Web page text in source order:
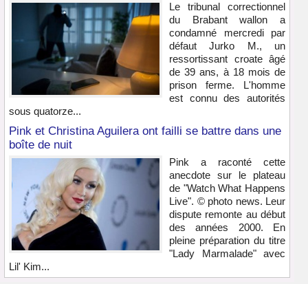
Le tribunal correctionnel
du Brabant wallon a
condamné mercredi par
défaut Jurko M., un
ressortissant croate âgé
de 39 ans, à 18 mois de
prison ferme. L'homme
est connu des autorités
sous quatorze...
Pink et Christina Aguilera ont failli se battre dans une
boîte de nuit
Pink a raconté cette
anecdote sur le plateau
de "Watch What Happens
Live". © photo news. Leur
dispute remonte au début
des années 2000. En
pleine préparation du titre
"Lady Marmalade" avec
Lil' Kim...